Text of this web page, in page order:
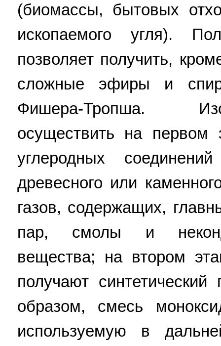
(биомассы, бытовых
ископаемого угля).
позволяет получить,
сложные эфиры и
Фишера-Тропша.
осуществить на первом
углеродных
древесного или
газов, содержащих,
пар, смолы и
вещества; на втором
получают
образом, смесь
используемую в